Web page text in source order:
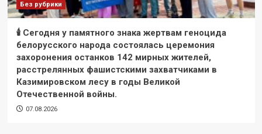
Без рубрики
🕯 Сегодня у памятного знака жертвам геноцида
белорусского народа состоялась церемония
захоронения останков 142 мирных жителей,
расстрелянных фашистскими захватчиками в
Казимировском лесу в годы Великой
Отечественной войны.
07.08.2026